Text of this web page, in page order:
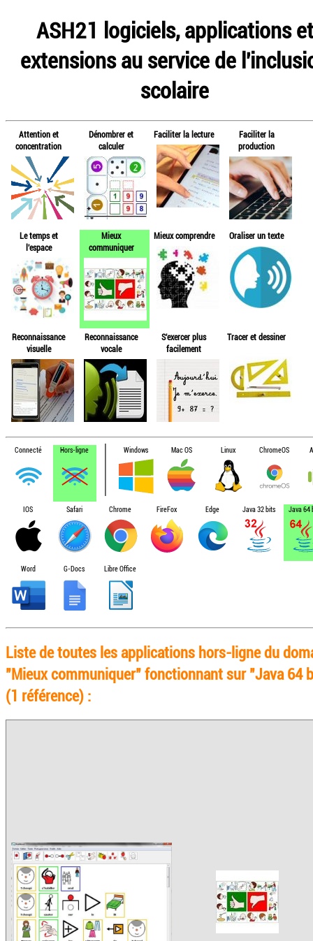
ASH21 logiciels, applications et
extensions au service de
scolaire
Attention et
concentration
Dénombrer et
calculer
Faciliter la lecture
Faciliter la
production
Le temps et
l'espace
Mieux
communiquer
Mieux comprendre Oraliser un texte
Reconnaissance
visuelle
Reconnaissance
vocale
S'exercer plus
facilement
Tracer et dessiner
Connecté Hors-ligne Windows Mac OS Linux ChromeOS
IOS Safari Chrome FireFox Edge Java 32 bits Java 64
Word G-Docs Libre Office
Liste de toutes les applications hors-ligne du
"Mieux communiquer" fonctionnant sur "Java 64
(1 référence) :